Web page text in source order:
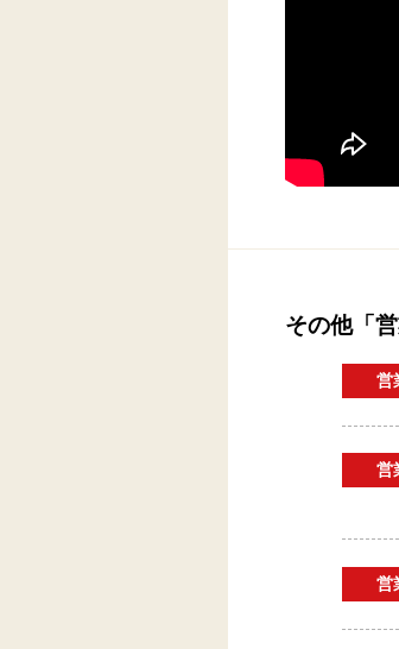
その他「
営
営
営